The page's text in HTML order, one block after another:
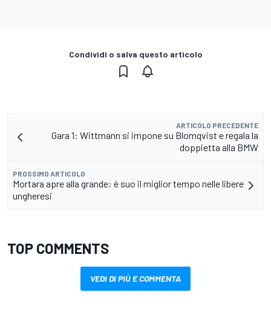
Condividi o salva questo articolo
ARTICOLO PRECEDENTE
Gara 1: Wittmann si impone su Blomqvist e regala la
doppietta alla BMW
PROSSIMO ARTICOLO
Mortara apre alla grande: è suo il miglior tempo nelle libere
ungheresi
TOP COMMENTS
VEDI DI PIÙ E COMMENTA